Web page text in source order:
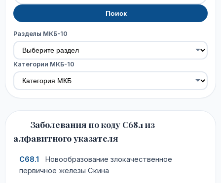
Поиск
Разделы МКБ-10
Категории МКБ-10
Заболевания по коду C68.1 из
алфавитного указателя
C68.1
Новообразование злокачественное
первичное железы Скина